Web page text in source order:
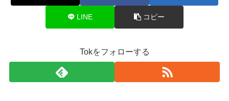
LINE コピー
Tokをフォローする